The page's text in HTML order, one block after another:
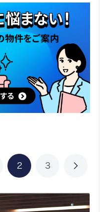
詳しく見る
8,080円～/日
1R
詳しく見る
詳しく見る
2 3